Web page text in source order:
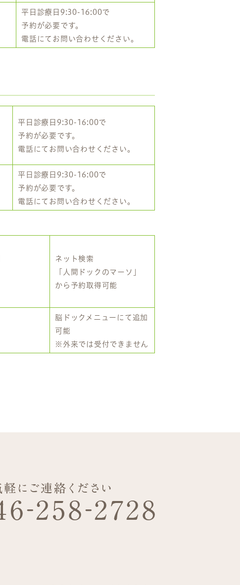
平日診療日9:30-16:00で
予約が必要です。
電話にてお問い合わせください。
平日診療日9:30-16:00で
予約が必要です。
電話にてお問い合わせください。
平日診療日9:30-16:00で
予約が必要です。
電話にてお問い合わせください。
ネット検索
「人間ドックのマーソ」
から予約取得可能
脳ドックメニューにて追加
可能
※外来では受付できません